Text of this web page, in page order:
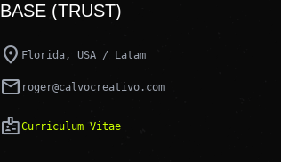
BASE (TRUST)
location_on Florida, USA / Latam
mail roger@calvocreativo.com
badgeCurriculum Vitae